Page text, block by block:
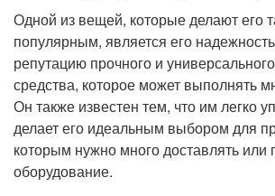
Одной из вещей, которые делают его
популярным, является его
репутацию прочного и
средства, которое может выполнять
Он также известен тем, что им легко
делает его идеальным выбором для
которым нужно много доставлять или
оборудование.